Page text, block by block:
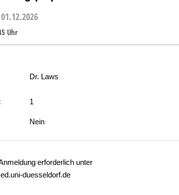
Uhr
Dr. Laws
1
Nein
erforderlich unter
duesseldorf.de